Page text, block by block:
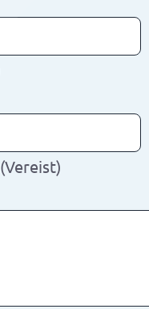
(Vereist)